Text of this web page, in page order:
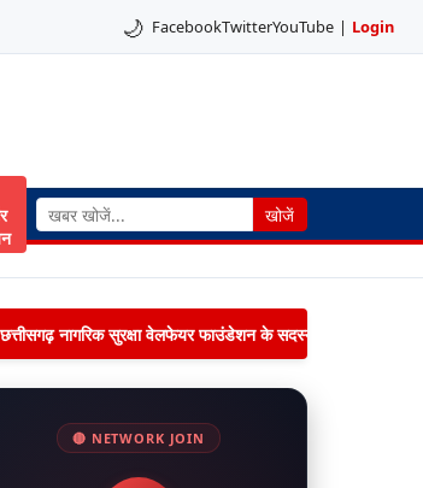
🌙 FacebookTwitterYouTube | Login
खोजें
नागरिक सुरक्षा वेलफेयर फाउंडेशन के सदस्यों द्वारा जनपद
🔴 NETWORK JOIN